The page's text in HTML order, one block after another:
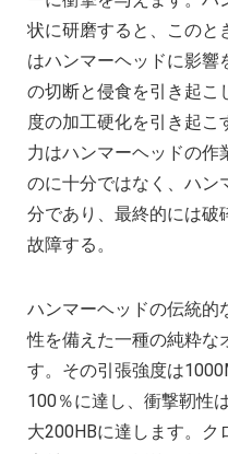
状に研磨すると、このと
はハンマーヘッドに影響
の切断と侵食を引き起こ
度の加工硬化を引き起こ
力はハンマーヘッドの作
のに十分ではなく、ハン
分であり、最終的には破
故障する。
ハンマーヘッドの伝統的
性を備えた一種の純粋な
す。その引張強度は
100％に達し、衝撃靭性
大200HBに達します。ク